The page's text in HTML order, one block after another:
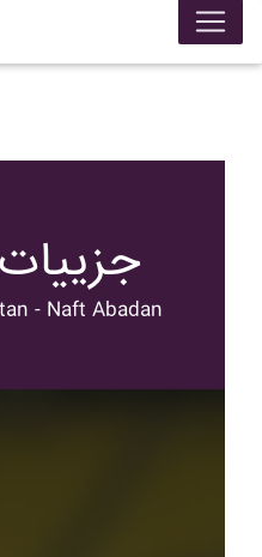
- Naft Abadan